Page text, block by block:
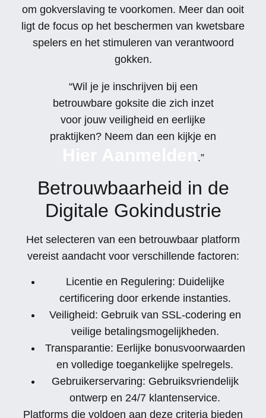
om gokverslaving te voorkomen. Meer dan ooit
ligt de focus op het beschermen van kwetsbare
spelers en het stimuleren van verantwoord
gokken.
“Wil je je inschrijven bij een
betrouwbare goksite die zich inzet
voor jouw veiligheid en eerlijke
praktijken? Neem dan een kijkje en
.”
Betrouwbaarheid in de
Digitale Gokindustrie
Het selecteren van een betrouwbaar platform
vereist aandacht voor verschillende factoren:
Licentie en Regulering: Duidelijke
certificering door erkende instanties.
Veiligheid: Gebruik van SSL-codering en
veilige betalingsmogelijkheden.
Transparantie: Eerlijke bonusvoorwaarden
en volledige toegankelijke spelregels.
Gebruikerservaring: Gebruiksvriendelijk
ontwerp en 24/7 klantenservice.
Platforms die voldoen aan deze criteria bieden